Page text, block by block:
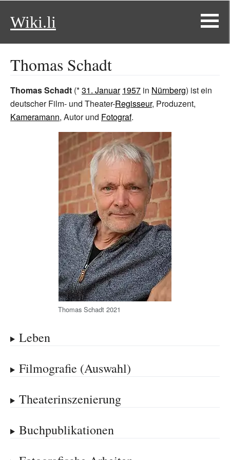
Wiki.li
Thomas Schadt
Thomas Schadt (*31. Januar 1957 in Nürnberg) ist ein
deutscher Film- und Theater-Regisseur, Produzent,
Kameramann, Autor und Fotograf.
Thomas Schadt 2021
Leben
Filmografie (Auswahl)
Theaterinszenierung
Buchpublikationen